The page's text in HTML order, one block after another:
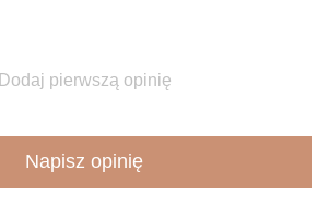
Dodaj pierwszą opinię
Napisz opinię